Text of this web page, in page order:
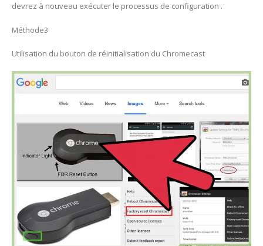
devrez à nouveau exécuter le processus de configuration .
Méthode3
Utilisation du bouton de réinitialisation du Chromecast